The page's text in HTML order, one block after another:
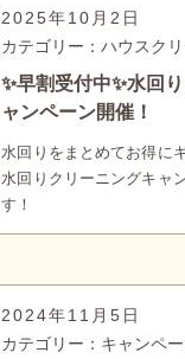
2025年10月2日
カテゴリー：ハウスク
✨早割受付中✨水回
ャンペーン開催！
水回りをまとめてお得に
水回りクリーニングキャ
す！
2024年11月5日
カテゴリー：キャンペ